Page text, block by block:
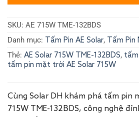
SKU: AE 715W TME-132BDS
Danh mục:
Tấm Pin AE Solar, Tấm
Thẻ: AE Solar 715W TME-132BDS, tấm
tấm pin mặt trời AE Solar 715W
Cùng Solar DH khám phá tấm pin
715W TME-132BDS, công nghệ